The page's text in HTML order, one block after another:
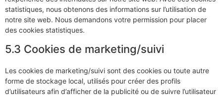
statistiques, nous obtenons des informations sur l’utilisation de
notre site web. Nous demandons votre permission pour placer
des cookies statistiques.
5.3 Cookies de marketing/suivi
Les cookies de marketing/suivi sont des cookies ou toute autre
forme de stockage local, utilisés pour créer des profils
d’utilisateurs afin d’afficher de la publicité ou de suivre l’utilisateur